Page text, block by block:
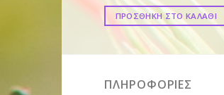
ΠΡΟΣΘΗΚΗ ΣΤΟ ΚΑΛΑΘΙ
ΠΛΗΡΟΦΟΡΙΕΣ